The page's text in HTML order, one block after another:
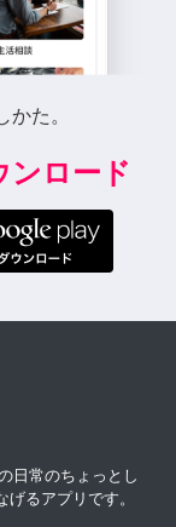
た。
ンロード
日常のちょっとし
るアプリです。